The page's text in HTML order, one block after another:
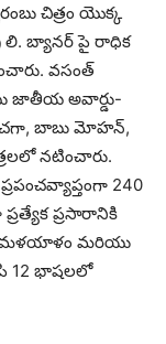
చిత్రం యొక్క
లి. బ్యానర్ పై రాధిక
వసంత్
జాతీయ అవార్డు-
బాబు మోహన్,
నటించారు.
240
ప్రసారానికి
మళయాళం మరియు
12 భాషలలో